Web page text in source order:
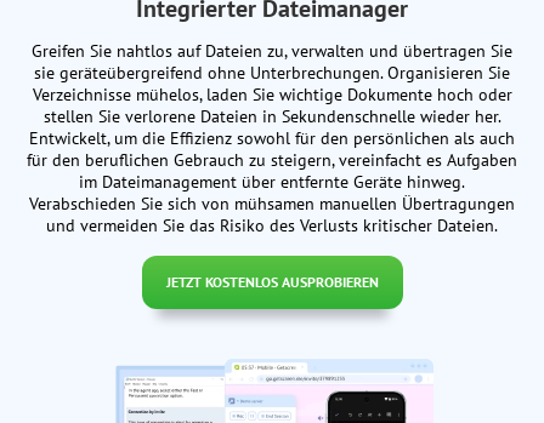
Integrierter Dateimanager
Greifen Sie nahtlos auf Dateien zu, verwalten und übertragen Sie
sie geräteübergreifend ohne Unterbrechungen. Organisieren Sie
Verzeichnisse mühelos, laden Sie wichtige Dokumente hoch oder
stellen Sie verlorene Dateien in Sekundenschnelle wieder her.
Entwickelt, um die Effizienz sowohl für den persönlichen als auch
für den beruflichen Gebrauch zu steigern, vereinfacht es Aufgaben
im Dateimanagement über entfernte Geräte hinweg.
Verabschieden Sie sich von mühsamen manuellen Übertragungen
und vermeiden Sie das Risiko des Verlusts kritischer Dateien.
JETZT KOSTENLOS AUSPROBIEREN